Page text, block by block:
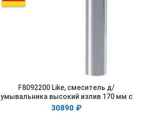
ПОДРОБНЕЕ
F8092200 Like, смеситель д/
умывальника высокий излив 170 мм с
д/к, хром, шт.
30890 ₽